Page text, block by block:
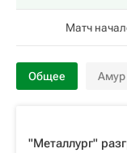
Матч
Общее Амур
"Металлург"